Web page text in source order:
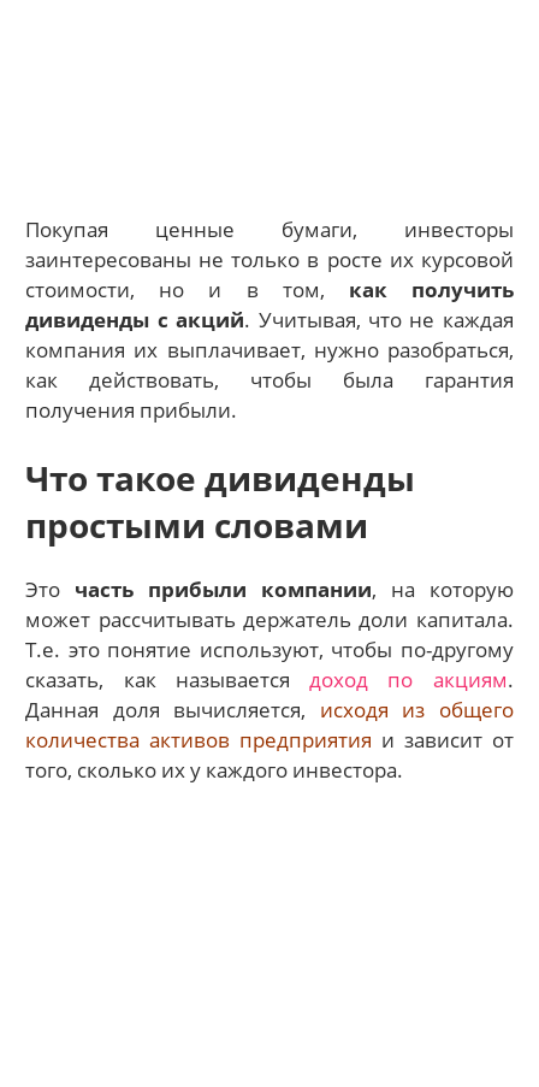
Покупая ценные бумаги, инвесторы
заинтересованы не только в росте их курсовой
стоимости, но и в том, как получить
дивиденды с акций. Учитывая, что не каждая
компания их выплачивает, нужно разобраться,
как действовать, чтобы была гарантия
получения прибыли.
Что такое дивиденды
простыми словами
Это часть прибыли компании, на которую
может рассчитывать держатель доли капитала.
Т.е. это понятие используют, чтобы по-другому
сказать, как называетсядоход по акциям.
Данная доля вычисляется, исходя из общего
количества активов предприятия и зависит от
того, сколько их у каждого инвестора.